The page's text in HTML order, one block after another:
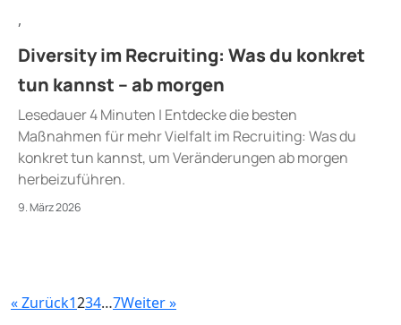
,
Diversity im Recruiting: Was du konkret
tun kannst – ab morgen
Lesedauer 4 Minuten | Entdecke die besten
Maßnahmen für mehr Vielfalt im Recruiting: Was du
konkret tun kannst, um Veränderungen ab morgen
herbeizuführen.
9. März 2026
« Zurück1234…7Weiter »